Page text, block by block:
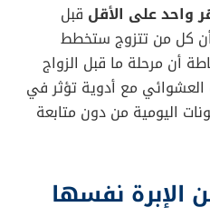
واحد على الأقل قبل
أن كل من تتزوج ستخطط
أن مرحلة ما قبل الزواج
العشوائي مع أدوية تؤثر في
اليومية من دون متابعة
الإبرة نفسها